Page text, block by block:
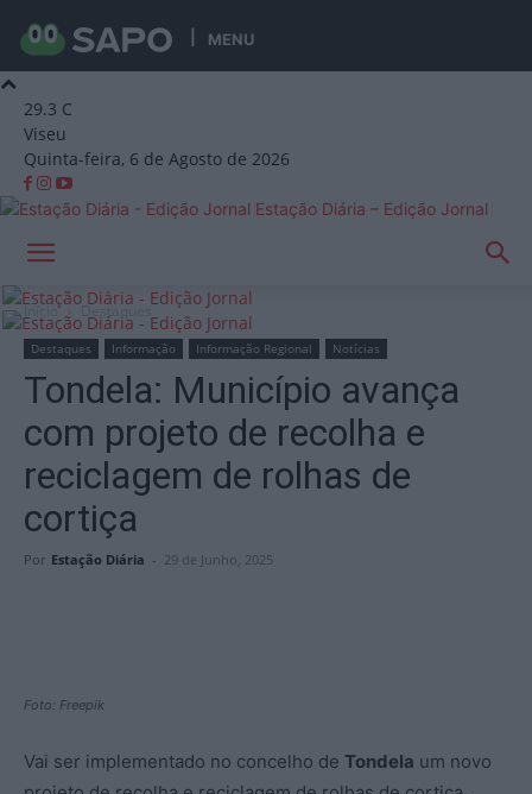
MENU
29.3 C
Viseu
Quinta-feira, 6 de Agosto de 2026
Estação Diária – Edição Jornal
Início Destaques
Destaques Informação Informação Regional Notícias
Tondela: Município avança
com projeto de recolha e
reciclagem de rolhas de
cortiça
Por Estação Diária - 29 de Junho, 2025
Foto: Freepik
Vai ser implementado no concelho de Tondela um novo